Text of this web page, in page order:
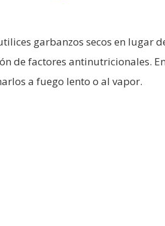
garbanzos secos en lugar
de factores antinutricionales.
a fuego lento o al vapor.